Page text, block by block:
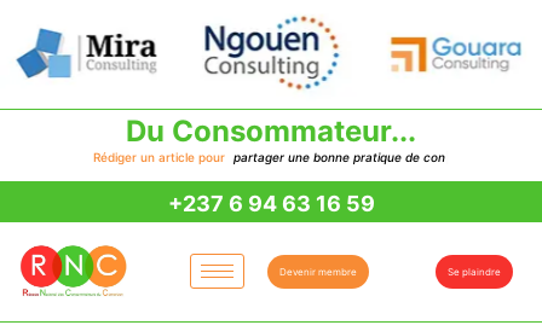
Du Consommateur...
Rédiger un article pour partager une bonne pratique de conso
+237 6 94 63 16 59
Devenir membre Se plaindre